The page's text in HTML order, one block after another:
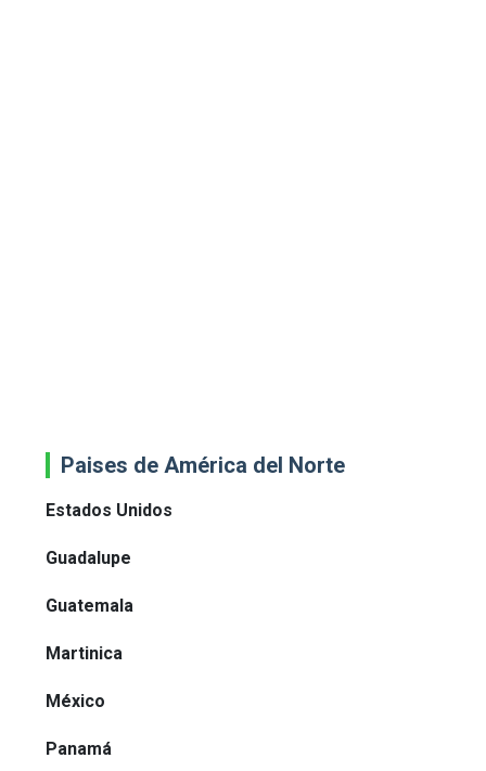
Paises de América del Norte
Estados Unidos
Guadalupe
Guatemala
Martinica
México
Panamá